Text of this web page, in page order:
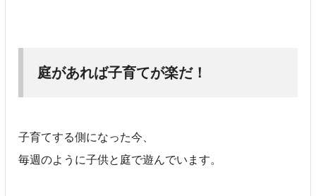
庭があれば子育てが楽だ！
子育てする側になった今、
毎週のように子供と庭で遊んでいます。